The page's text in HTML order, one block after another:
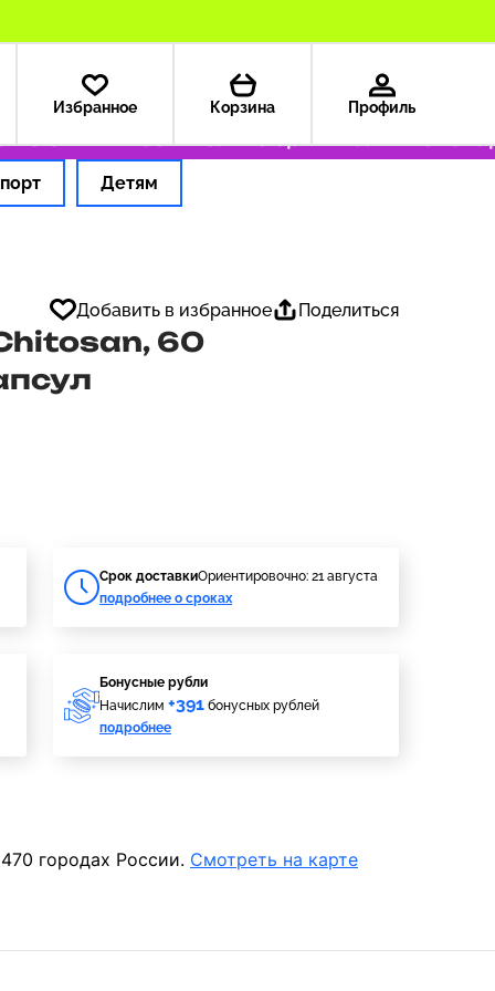
Избранное Корзина Профиль
США — 199 ₽ Только оригинальные товары
Детям
Добавить в избранное Поделиться
60
Cрок доставкиОриентировочно: 21 августа
подробнее о сроках
Бонусные рубли
Начислим +391 бонусных рублей
подробнее
городах России. Смотреть на карте